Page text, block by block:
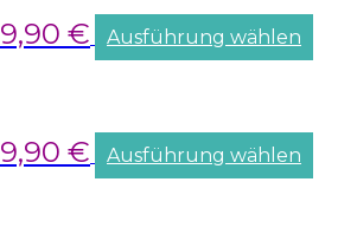
9,90 € Ausführung wählen
9,90 € Ausführung wählen